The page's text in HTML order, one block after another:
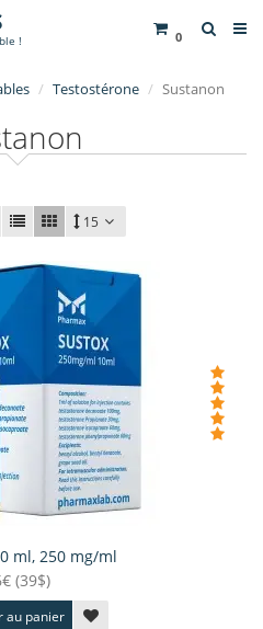
0
!
Testostérone Sustanon
15
ml, 250 mg/ml
(39$)
au panier